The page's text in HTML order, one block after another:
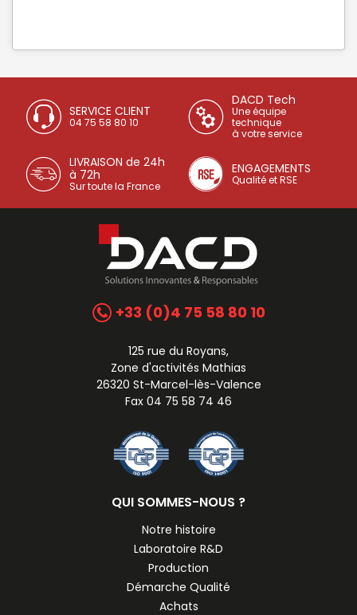
SERVICE CLIENT
04 75 58 80 10
DACD Tech
Une équipe
technique
à votre service
LIVRAISON de 24h
à 72h
Sur toute la France
ENGAGEMENTS
Qualité et RSE
+33 (0)4 75 58 80 10
125 rue du Royans,
Zone d'activités Mathias
26320 St-Marcel-lès-Valence
Fax 04 75 58 74 46
QUI SOMMES-NOUS ?
Notre histoire
Laboratoire R&D
Production
Démarche Qualité
Achats